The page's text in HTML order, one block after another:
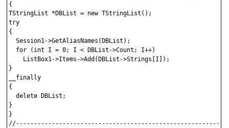
{
TStringList *DBList = new TStringList();
try
{
  Session1->GetAliasNames(DBList);
  for (int I = 0; I < DBList->Count; I++)
    ListBox1->Items->Add(DBList->Strings[I]);
}
__finally
{
  delete DBList;
}
}